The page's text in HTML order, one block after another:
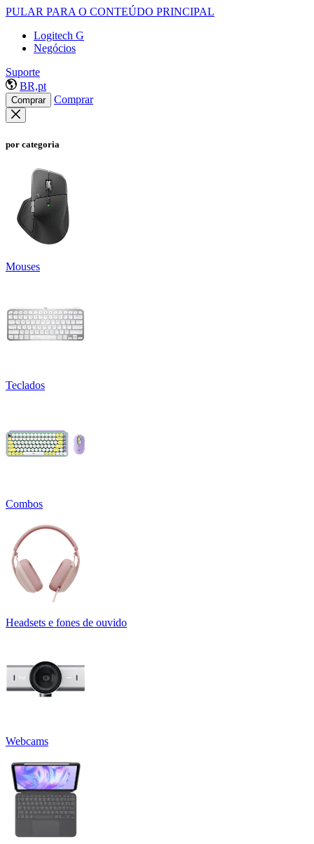
PULAR PARA O CONTEÚDO PRINCIPAL
Logitech G
Negócios
Suporte
BR,pt
Comprar Comprar
por categoria
Mouses
Teclados
Combos
Headsets e fones de ouvido
Webcams